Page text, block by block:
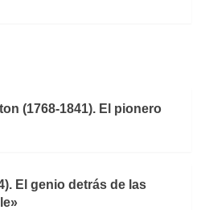
(1768-1841). El pionero
El genio detrás de las